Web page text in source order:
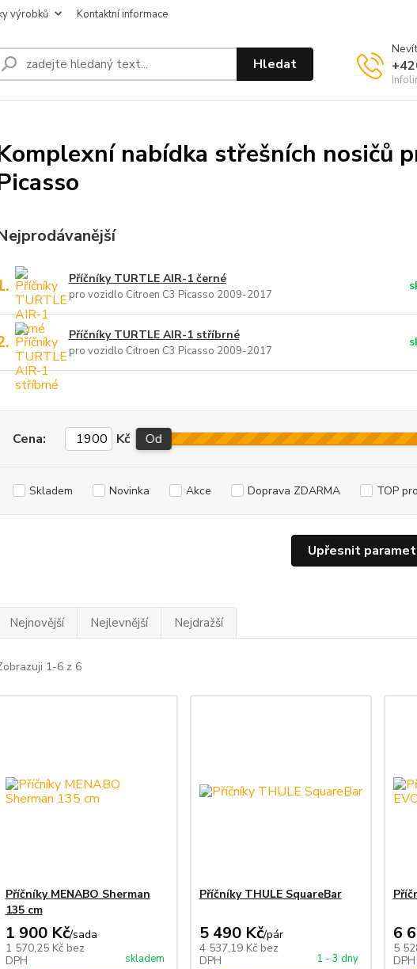
výrobků Kontaktní informace
Hledat
nabídka střešních nosičů
Příčníky TURTLE AIR-1 černé
pro vozidlo Citroen C3 Picasso 2009-2017
Příčníky TURTLE AIR-1 stříbrné
pro vozidlo Citroen C3 Picasso 2009-2017
Upřesnit
Cena: Kč Od
Skladem Novinka Akce Doprava ZDARMA TOP
Nejnovější Nejlevnější Nejdražší
1-6 z 6
Příčníky MENABO Sherman
135 cm
1 900 Kč/sada
1 570,25 Kč bez
DPH
skladem
Příčníky THULE SquareBar
5 490 Kč/pár
4 537,19 Kč bez
DPH
1 - 3 dny
6
5
DPH